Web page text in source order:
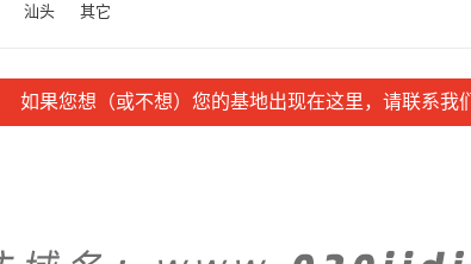
汕头 其它
如果您想（或不想）您的基地出现在这里，请联系我们